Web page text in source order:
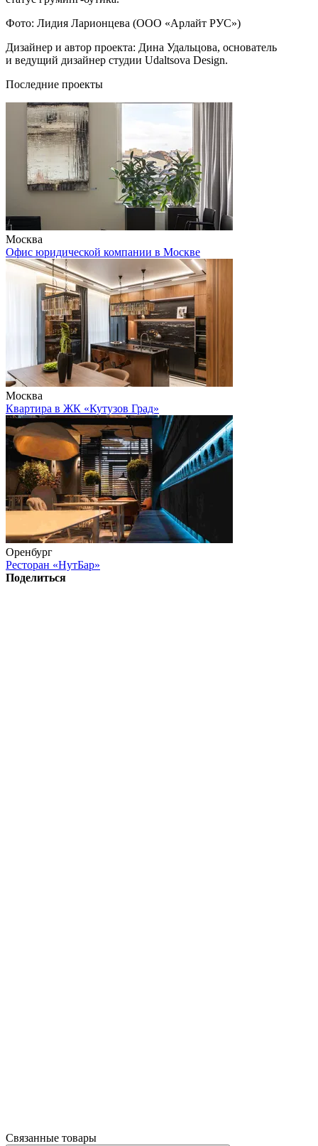
Фото: Лидия Ларионцева (ООО «Арлайт РУС»)
Дизайнер и автор проекта: Дина Удальцова, основатель
и ведущий дизайнер студии Udaltsova Design.
Последние проекты
Москва
Офис юридической компании в Москве
Москва
Квартира в ЖК «Кутузов Град»
Оренбург
Ресторан «НутБар»
Поделиться
Связанные товары